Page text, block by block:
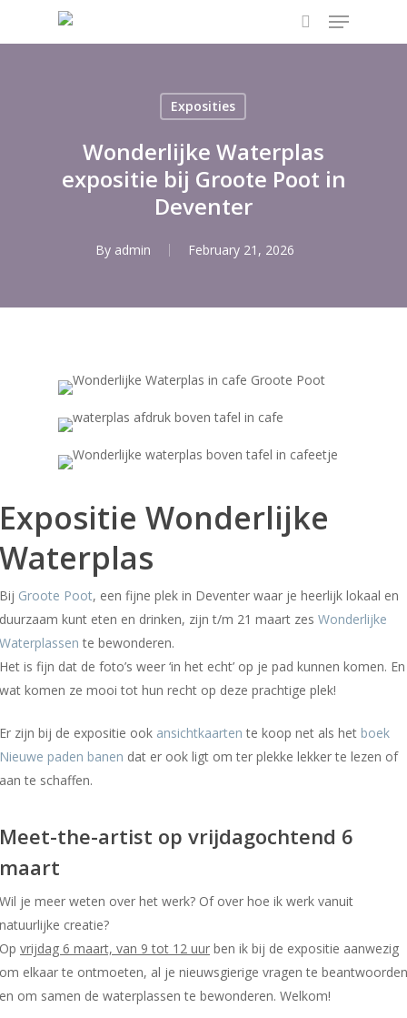
search
Menu
Exposities
Wonderlijke Waterplas
expositie bij Groote Poot in
Deventer
By admin February 21, 2026
Expositie Wonderlijke
Waterplas
Bij Groote Poot, een fijne plek in Deventer waar je heerlijk lokaal en
duurzaam kunt eten en drinken, zijn t/m 21 maart zes Wonderlijke
Waterplassen te bewonderen.
Het is fijn dat de foto’s weer ‘in het echt’ op je pad kunnen komen. En
wat komen ze mooi tot hun recht op deze prachtige plek!
Er zijn bij de expositie ook ansichtkaarten te koop net als het boek
Nieuwe paden banen dat er ook ligt om ter plekke lekker te lezen of
aan te schaffen.
Meet-the-artist op vrijdagochtend 6
maart
Wil je meer weten over het werk? Of over hoe ik werk vanuit
natuurlijke creatie?
Op vrijdag 6 maart, van 9 tot 12 uur ben ik bij de expositie aanwezig
om elkaar te ontmoeten, al je nieuwsgierige vragen te beantwoorden
en om samen de waterplassen te bewonderen. Welkom!